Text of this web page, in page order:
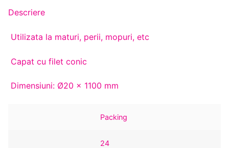
Descriere
Utilizata la maturi, perii, mopuri, etc
Capat cu filet conic
Dimensiuni: Ø20 x 1100 mm
Packing
24